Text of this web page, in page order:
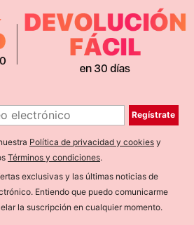
Regístrate
Política de privacidad y cookies y
Términos y condiciones.
exclusivas y las últimas noticias de
Entiendo que puedo comunicarme
la suscripción en cualquier momento.